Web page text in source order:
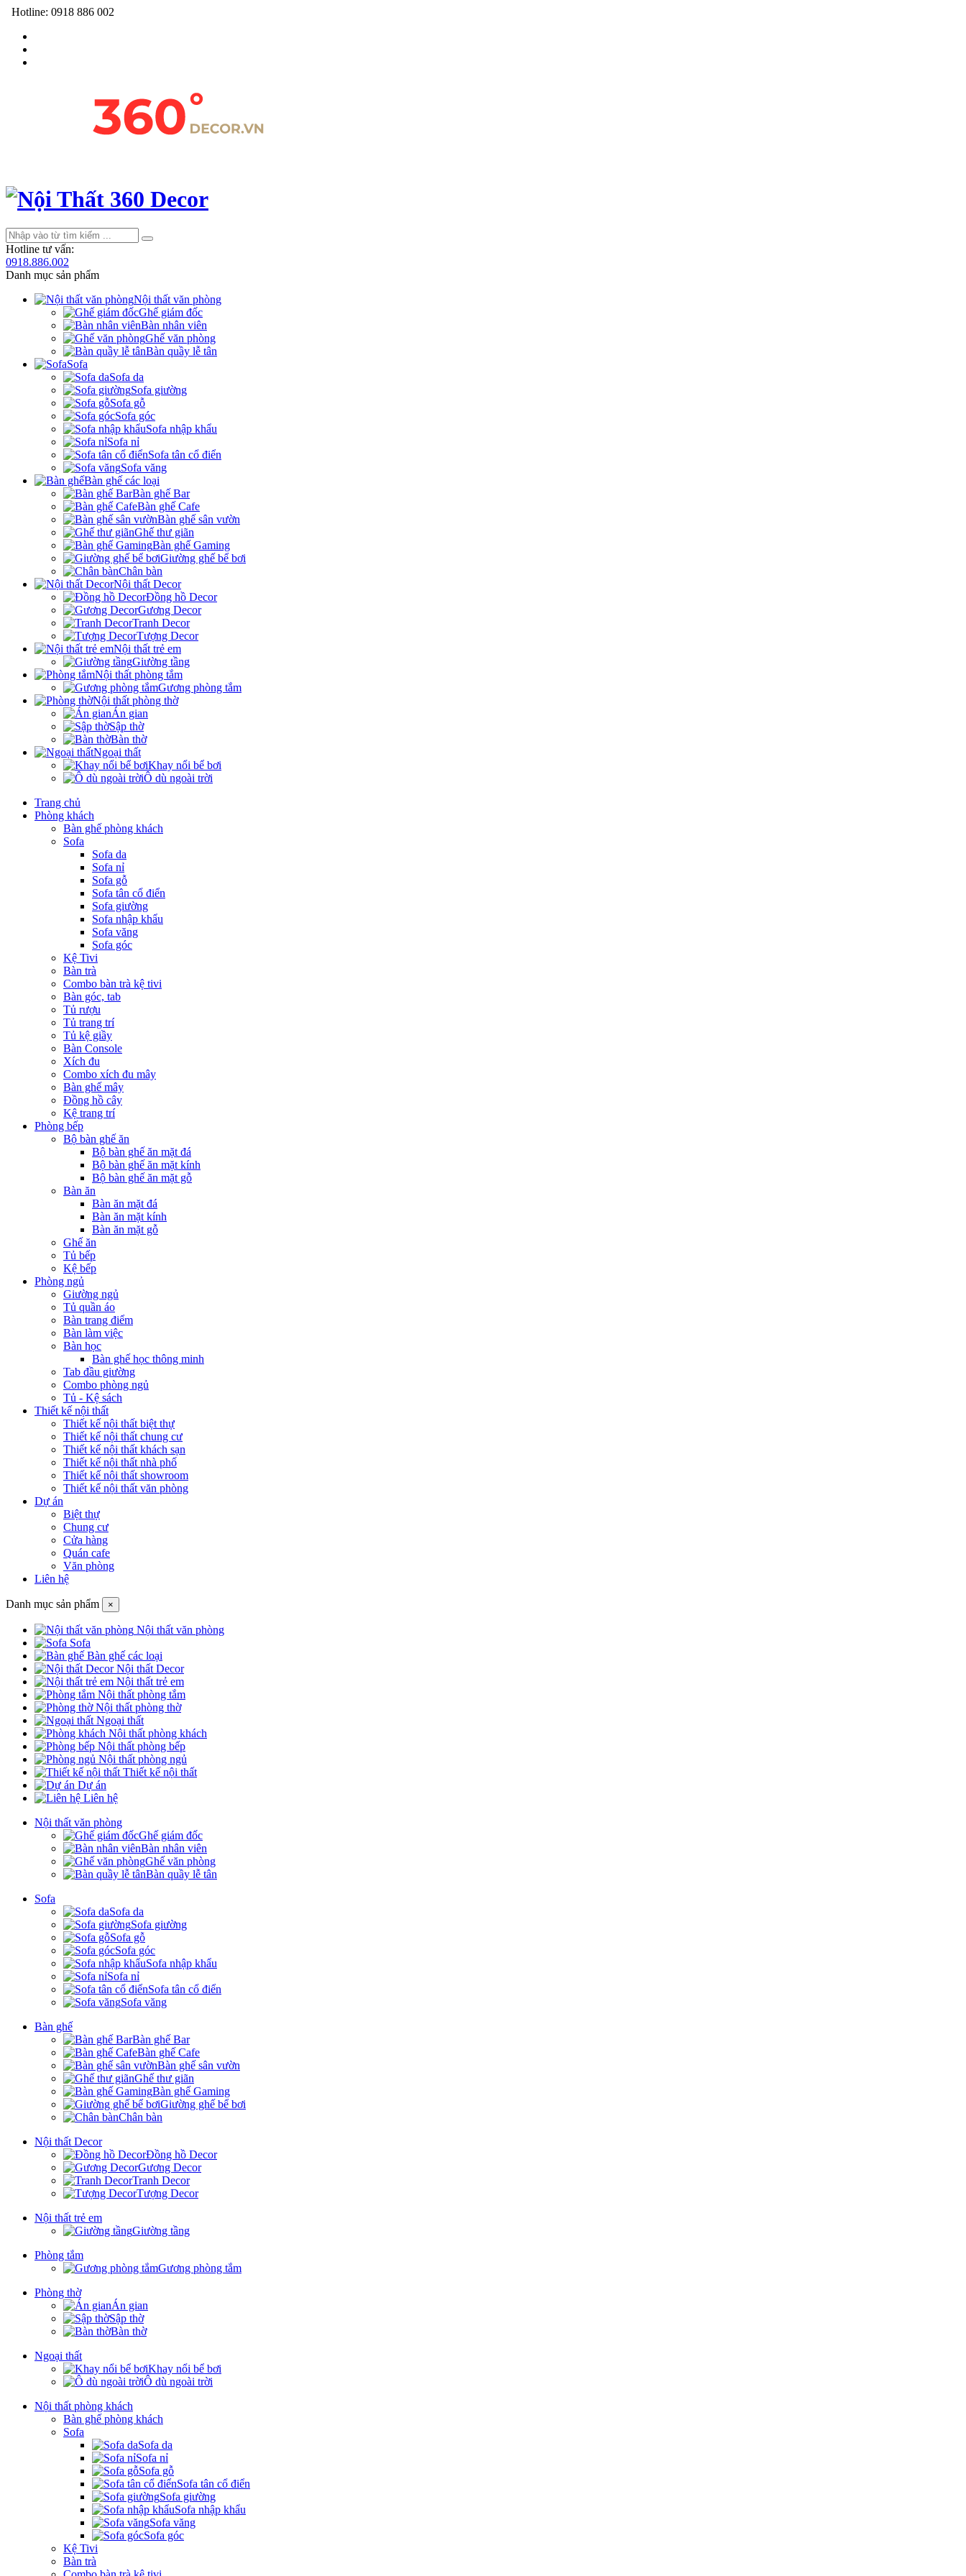
Hotline: 0918 886 002
Hotline tư vấn:
0918.886.002
Danh mục sản phẩm
Nội thất văn phòng
Ghế giám đốc
Bàn nhân viên
Ghế văn phòng
Bàn quầy lễ tân
Sofa
Sofa da
Sofa giường
Sofa gỗ
Sofa góc
Sofa nhập khẩu
Sofa nỉ
Sofa tân cổ điển
Sofa văng
Bàn ghế các loại
Bàn ghế Bar
Bàn ghế Cafe
Bàn ghế sân vườn
Ghế thư giãn
Bàn ghế Gaming
Giường ghế bể bơi
Chân bàn
Nội thất Decor
Đồng hồ Decor
Gương Decor
Tranh Decor
Tượng Decor
Nội thất trẻ em
Giường tầng
Nội thất phòng tắm
Gương phòng tắm
Nội thất phòng thờ
Án gian
Sập thờ
Bàn thờ
Ngoại thất
Khay nổi bể bơi
Ô dù ngoài trời
Trang chủ
Phòng khách
Bàn ghế phòng khách
Sofa
Sofa da
Sofa nỉ
Sofa gỗ
Sofa tân cổ điển
Sofa giường
Sofa nhập khẩu
Sofa văng
Sofa góc
Kệ Tivi
Bàn trà
Combo bàn trà kệ tivi
Bàn góc, tab
Tủ rượu
Tủ trang trí
Tủ kệ giầy
Bàn Console
Xích đu
Combo xích đu mây
Bàn ghế mây
Đồng hồ cây
Kệ trang trí
Phòng bếp
Bộ bàn ghế ăn
Bộ bàn ghế ăn mặt đá
Bộ bàn ghế ăn mặt kính
Bộ bàn ghế ăn mặt gỗ
Bàn ăn
Bàn ăn mặt đá
Bàn ăn mặt kính
Bàn ăn mặt gỗ
Ghế ăn
Tủ bếp
Kệ bếp
Phòng ngủ
Giường ngủ
Tủ quần áo
Bàn trang điểm
Bàn làm việc
Bàn học
Bàn ghế học thông minh
Tab đầu giường
Combo phòng ngủ
Tủ - Kệ sách
Thiết kế nội thất
Thiết kế nội thất biệt thự
Thiết kế nội thất chung cư
Thiết kế nội thất khách sạn
Thiết kế nội thất nhà phố
Thiết kế nội thất showroom
Thiết kế nội thất văn phòng
Dự án
Biệt thự
Chung cư
Cửa hàng
Quán cafe
Văn phòng
Liên hệ
Danh mục sản phẩm ×
Nội thất văn phòng
Sofa
Bàn ghế các loại
Nội thất Decor
Nội thất trẻ em
Nội thất phòng tắm
Nội thất phòng thờ
Ngoại thất
Nội thất phòng khách
Nội thất phòng bếp
Nội thất phòng ngủ
Thiết kế nội thất
Dự án
Liên hệ
Nội thất văn phòng
Ghế giám đốc
Bàn nhân viên
Ghế văn phòng
Bàn quầy lễ tân
Sofa
Sofa da
Sofa giường
Sofa gỗ
Sofa góc
Sofa nhập khẩu
Sofa nỉ
Sofa tân cổ điển
Sofa văng
Bàn ghế
Bàn ghế Bar
Bàn ghế Cafe
Bàn ghế sân vườn
Ghế thư giãn
Bàn ghế Gaming
Giường ghế bể bơi
Chân bàn
Nội thất Decor
Đồng hồ Decor
Gương Decor
Tranh Decor
Tượng Decor
Nội thất trẻ em
Giường tầng
Phòng tắm
Gương phòng tắm
Phòng thờ
Án gian
Sập thờ
Bàn thờ
Ngoại thất
Khay nổi bể bơi
Ô dù ngoài trời
Nội thất phòng khách
Bàn ghế phòng khách
Sofa
Sofa da
Sofa nỉ
Sofa gỗ
Sofa tân cổ điển
Sofa giường
Sofa nhập khẩu
Sofa văng
Sofa góc
Kệ Tivi
Bàn trà